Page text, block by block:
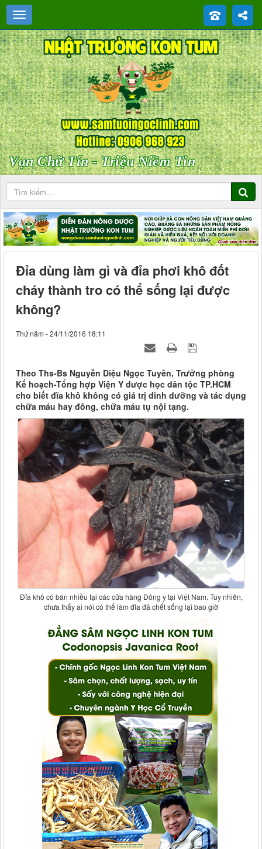
Vạn Chữ Tín - Triệu Niềm Tin
Đỉa dùng làm gì và đỉa phơi khô đốt
cháy thành tro có thể sống lại được
không?
Thứ năm - 24/11/2016 18:11
Theo Ths-Bs Nguyễn Diệu Ngọc Tuyền, Trưởng phòng
Kế hoạch-Tổng hợp Viện Y dược học dân tộc TP.HCM
cho biết đĩa khô không có giá trị dinh dưỡng và tác dụng
chữa máu hay đông, chữa máu tụ nội tạng.
Đỉa khô có bán nhiều tại các cửa hàng Đông y tại Việt Nam. Tuy nhiên,
chưa thấy ai nói có thể làm đỉa đã chết sống lại bao giờ